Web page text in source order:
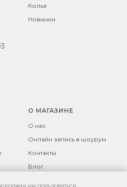
им пользоваться,
Колье
Новинки
О МАГАЗИНЕ
О нас
Онлайн запись в шоурум
Контакты
Блог